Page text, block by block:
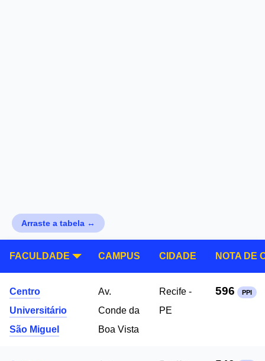
Arraste a tabela ↔
FACULDADE CAMPUS CIDADE NOTA DE
Centro
Universitário
São Miguel
Av.
Conde da
Boa Vista
Recife -
PE
596 PPI